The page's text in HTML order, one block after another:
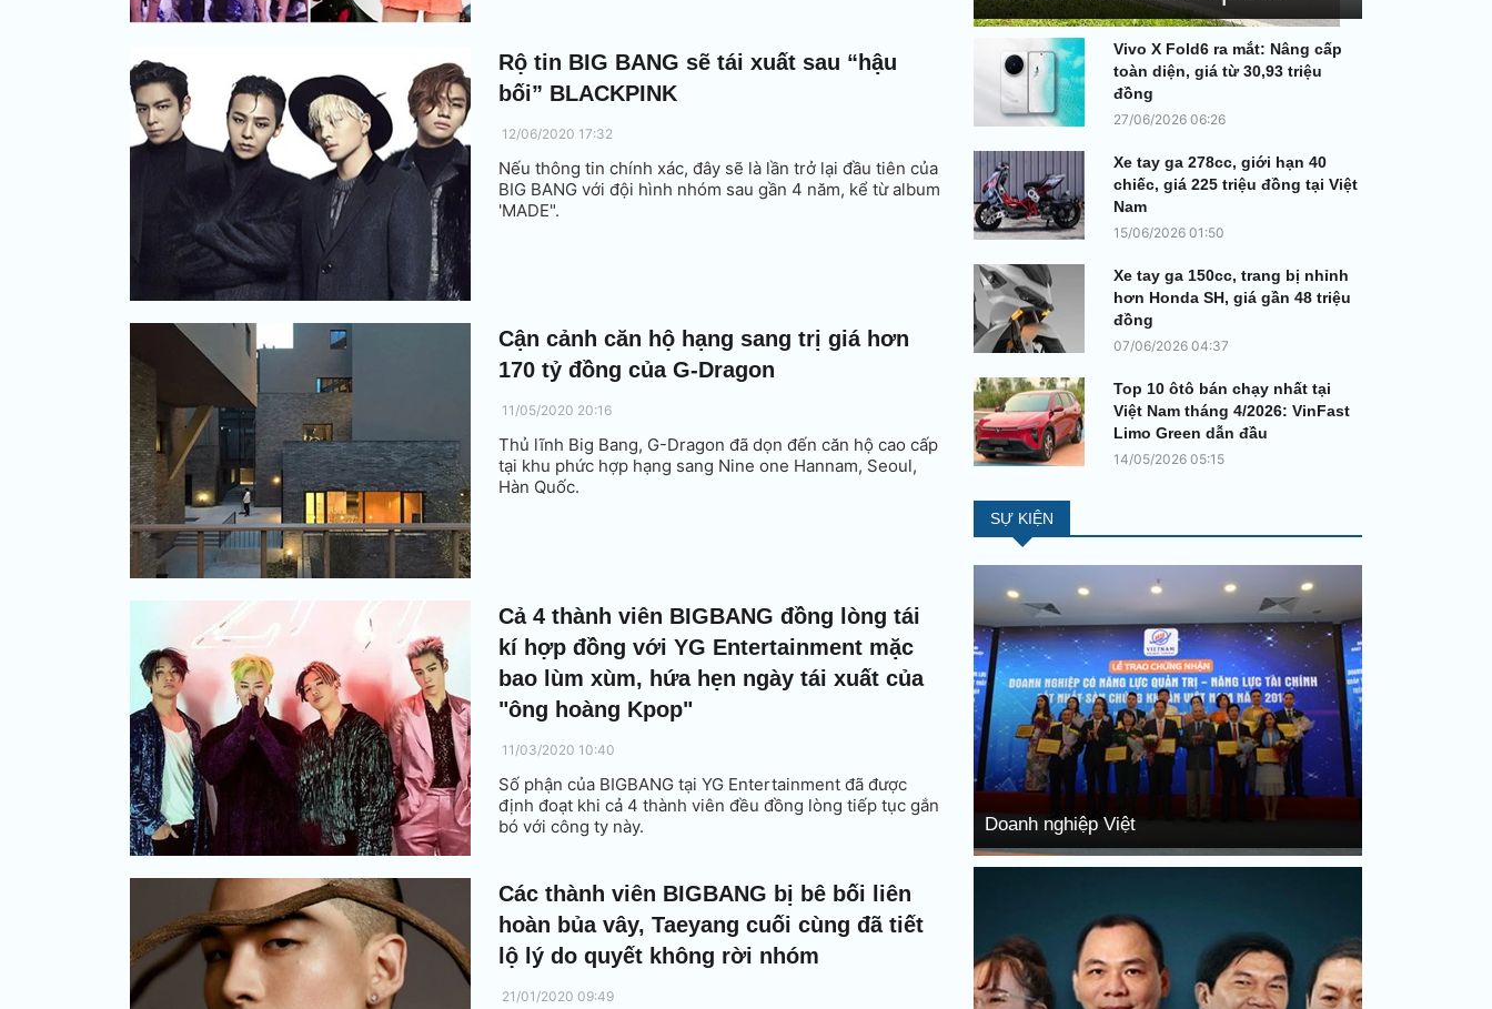
Rộ tin BIG BANG sẽ tái xuất sau “hậu
bối” BLACKPINK
12/06/2020 17:32
Nếu thông tin chính xác, đây sẽ là lần trở lại đầu tiên của
BIG BANG với đội hình nhóm sau gần 4 năm, kể từ album
'MADE".
Cận cảnh căn hộ hạng sang trị giá hơn
170 tỷ đồng của G-Dragon
11/05/2020 20:16
Thủ lĩnh Big Bang, G-Dragon đã dọn đến căn hộ cao cấp
tại khu phức hợp hạng sang Nine one Hannam, Seoul,
Hàn Quốc.
Cả 4 thành viên BIGBANG đồng lòng tái
kí hợp đồng với YG Entertainment mặc
bao lùm xùm, hứa hẹn ngày tái xuất của
"ông hoàng Kpop"
11/03/2020 10:40
Số phận của BIGBANG tại YG Entertainment đã được
định đoạt khi cả 4 thành viên đều đồng lòng tiếp tục gắn
bó với công ty này.
Các thành viên BIGBANG bị bê bối liên
hoàn bủa vây, Taeyang cuối cùng đã tiết
lộ lý do quyết không rời nhóm
21/01/2020 09:49
Vivo X Fold6 ra mắt: Nâng cấp
toàn diện, giá từ 30,93 triệu
đồng
27/06/2026 06:26
Xe tay ga 278cc, giới hạn 40
chiếc, giá 225 triệu đồng tại Việt
Nam
15/06/2026 01:50
Xe tay ga 150cc, trang bị nhỉnh
hơn Honda SH, giá gần 48 triệu
đồng
07/06/2026 04:37
Top 10 ôtô bán chạy nhất tại
Việt Nam tháng 4/2026: VinFast
Limo Green dẫn đầu
14/05/2026 05:15
SỰ KIỆN
Doanh nghiệp Việt